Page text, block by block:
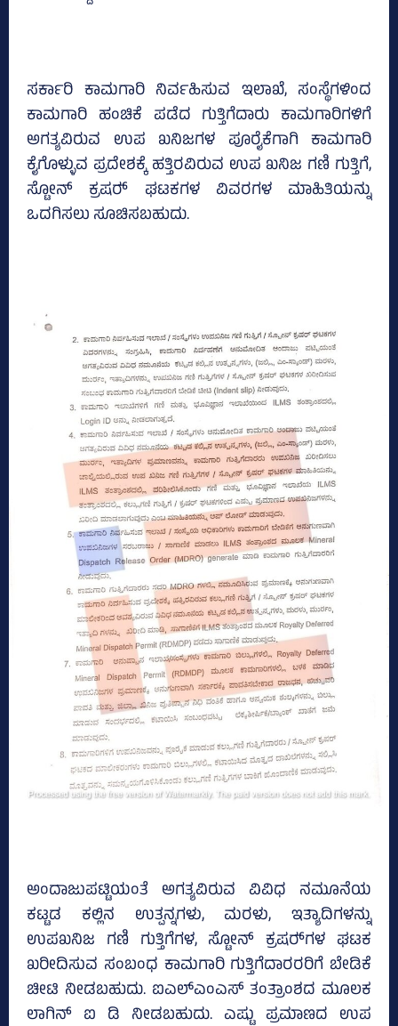
ಸರ್ಕಾರಿ ಕಾಮಗಾರಿ ನಿರ್ವಹಿಸುವ ಇಲಾಖೆ, ಸಂಸ್ಥೆಗಳಿಂದ
ಕಾಮಗಾರಿ ಹಂಚಿಕೆ ಪಡೆದ ಗುತ್ತಿಗೆದಾರು ಕಾಮಗಾರಿಗಳಿಗೆ
ಅಗತ್ಯವಿರುವ ಉಪ ಖನಿಜಗಳ ಪೂರೈಕೆಗಾಗಿ ಕಾಮಗಾರಿ
ಕೈಗೊಳ್ಳುವ ಪ್ರದೇಶಕ್ಕೆ ಹತ್ತಿರವಿರುವ ಉಪ ಖನಿಜ ಗಣಿ ಗುತ್ತಿಗೆ,
ಸ್ಟೋನ್‌ ಕ್ರಷರ್‍‌ ಘಟಕಗಳ ವಿವರಗಳ ಮಾಹಿತಿಯನ್ನು
ಒದಗಿಸಲು ಸೂಚಿಸಬಹುದು.
ಅಂದಾಜುಪಟ್ಟಿಯಂತೆ ಅಗತ್ಯವಿರುವ ವಿವಿಧ ನಮೂನೆಯ
ಕಟ್ಟಡ ಕಲ್ಲಿನ ಉತ್ಪನ್ನಗಳು, ಮರಳು, ಇತ್ಯಾದಿಗಳನ್ನು
ಉಪಖನಿಜ ಗಣಿ ಗುತ್ತಿಗೆಗಳ, ಸ್ಟೋನ್‌ ಕ್ರಷರ್‍‌ಗಳ ಘಟಕ
ಖರೀದಿಸುವ ಸಂಬಂಧ ಕಾಮಗಾರಿ ಗುತ್ತಿಗೆದಾರರರಿಗೆ ಬೇಡಿಕೆ
ಚೀಟಿ ನೀಡಬಹುದು. ಐಎಲ್‌ಎಂಎಸ್‌ ತಂತ್ರಾಂಶದ ಮೂಲಕ
ಲಾಗಿನ್‌ ಐ ಡಿ ನೀಡಬಹುದು. ಎಷ್ಟು ಪ್ರಮಾಣದ ಉಪ